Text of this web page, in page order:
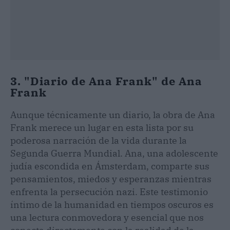
3. "Diario de Ana Frank" de Ana
Frank
Aunque técnicamente un diario, la obra de Ana
Frank merece un lugar en esta lista por su
poderosa narración de la vida durante la
Segunda Guerra Mundial. Ana, una adolescente
judía escondida en Ámsterdam, comparte sus
pensamientos, miedos y esperanzas mientras
enfrenta la persecución nazi. Este testimonio
íntimo de la humanidad en tiempos oscuros es
una lectura conmovedora y esencial que nos